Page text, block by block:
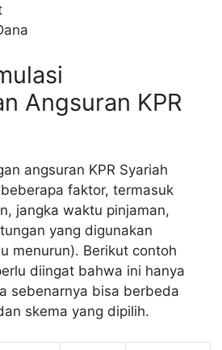
Angsuran KPR
angsuran KPR Syariah
faktor, termasuk
jangka waktu pinjaman,
yang digunakan
menurun). Berikut contoh
diingat bahwa ini hanya
sebenarnya bisa berbeda
skema yang dipilih.